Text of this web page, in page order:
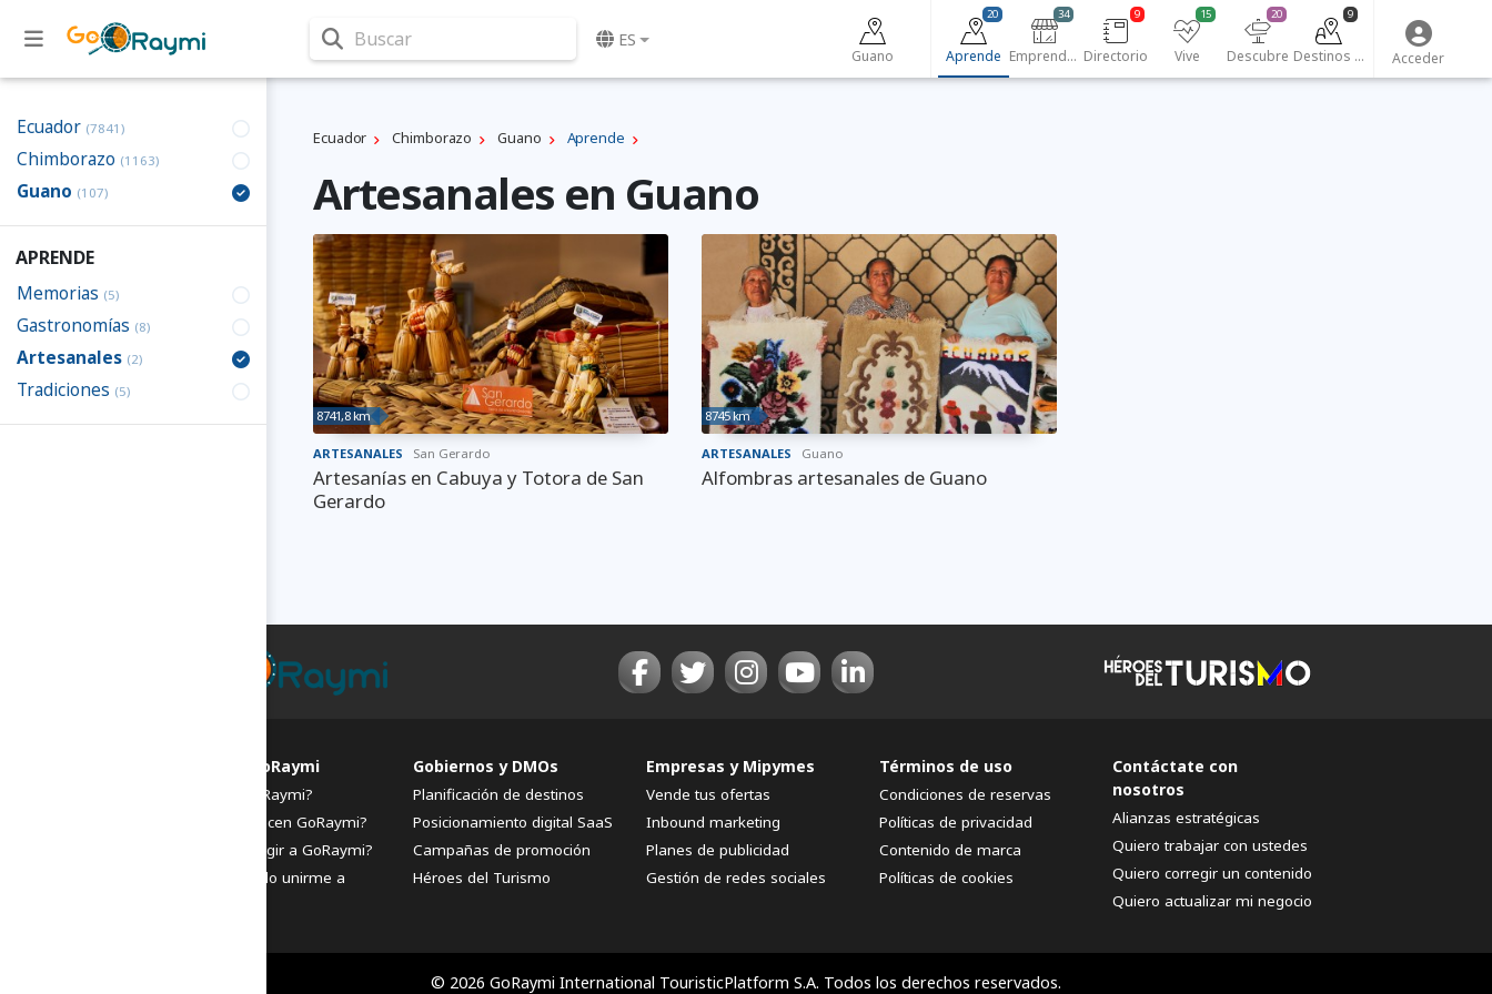
Buscar ES
Guano Aprende
20
Emprendedores
34
Directorio
9
Vive
15
Descubre
20
Destinos turísticos
9
Acceder
Ecuador (7841)
Chimborazo (1163)
Guano (107)
APRENDE
Memorias (5)
Gastronomías (8)
Artesanales (2)
Tradiciones (5)
Ecuador Chimborazo Guano Aprende
Artesanales en Guano
8741,8 km
ARTESANALES San Gerardo
Artesanías en Cabuya y Totora de San
Gerardo
8745 km
ARTESANALES Guano
Alfombras artesanales de Guano
FAQs de GoRaymi
¿Qué es GoRaymi?
¿Quiénes hacen GoRaymi?
¿Por qué elegir a GoRaymi?
¿Cómo puedo unirme a
Gobiernos y DMOs
Planificación de destinos
Posicionamiento digital SaaS
Campañas de promoción
Héroes del Turismo
Empresas y Mipymes
Vende tus ofertas
Inbound marketing
Planes de publicidad
Gestión de redes sociales
Términos de uso
Condiciones de reservas
Políticas de privacidad
Contenido de marca
Políticas de cookies
Contáctate con
nosotros
Alianzas estratégicas
Quiero trabajar con ustedes
Quiero corregir un contenido
Quiero actualizar mi negocio
© 2026 GoRaymi International TouristicPlatform S.A. Todos los derechos reservados.